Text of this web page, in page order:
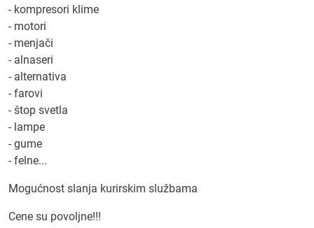
- kompresori klime
- motori
- menjači
- alnaseri
- alternativa
- farovi
- štop svetla
- lampe
- gume
- felne...
Mogućnost slanja kurirskim službama
Cene su povoljne!!!